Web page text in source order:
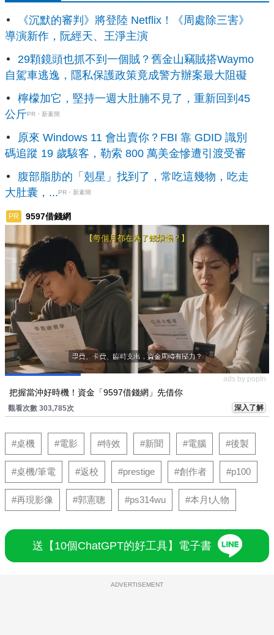
《沉默的審判》將登陸 Netflix！《周處除三害》
導演新作，阮經天、王淨主演
29顆鏡頭也抓不到一個賊？舊金山竊賊搭Waymo
自駕車逃逸，隱私保護政策竟成警方辦案最大阻礙
檸檬加它，堅持一週大肚腩不見了，重新回到45
公斤PR・新素簡
原來 Windows 11 會出賣你？FBI 靠 GDID 識別
碼追蹤 19 歲駭客，勒索 800 萬美金慘遭引渡受審
腹部脂肪的「剋星」找到了，常吃這幾物，吃走
大肚囊，... PR・新素簡
PR 9597借錢網
ads by popIn
把握當沖好時機！資金「9597借錢網」先借你
觀看次數 303,785次 深入了解
#桌機 #電影 #特效 #新聞 #電腦 #後製
#桌機/筆電 #返校 #prestige #創作者 #p100
#再現影像 #郭憲聰 #ps314wu #本月t人物
送【10個ChatGPT的好工具】電子書
ADVERTISEMENT